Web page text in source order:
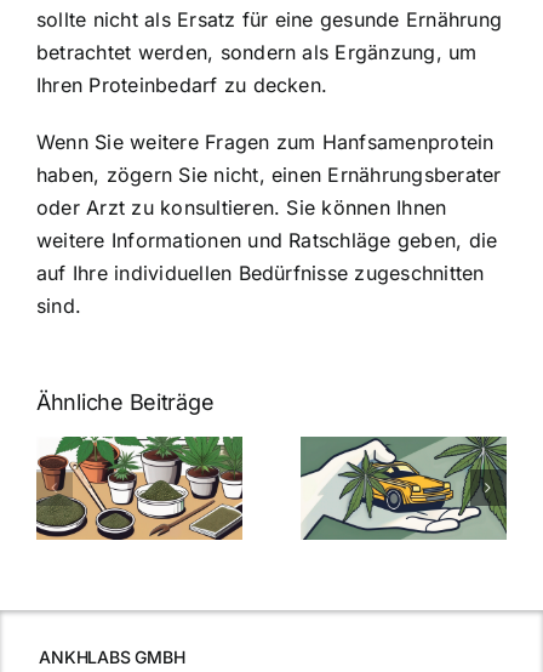
sollte nicht als Ersatz für eine gesunde Ernährung
betrachtet werden, sondern als Ergänzung, um
Ihren Proteinbedarf zu decken.
Wenn Sie weitere Fragen zum Hanfsamenprotein
haben, zögern Sie nicht, einen Ernährungsberater
oder Arzt zu konsultieren. Sie können Ihnen
weitere Informationen und Ratschläge geben, die
auf Ihre individuellen Bedürfnisse zugeschnitten
sind.
Ähnliche Beiträge
Neue THC-
Grenzwert-
Regelung:
Was Sie über
Cannabis und
müssen
Cannabis
Samen
kaufen: Alles
was Sie
ANKHLABS GMBH